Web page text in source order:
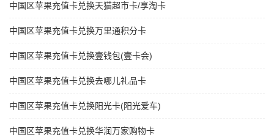
中国区苹果充值卡兑换天猫超市卡/享淘卡
中国区苹果充值卡兑换万里通积分卡
中国区苹果充值卡兑换壹钱包(壹卡会)
中国区苹果充值卡兑换去哪儿礼品卡
中国区苹果充值卡兑换阳光卡(阳光爱车)
中国区苹果充值卡兑换华润万家购物卡